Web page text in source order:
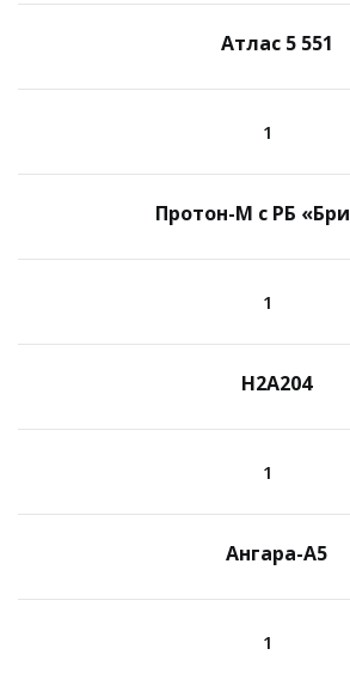
Атлас 5 551
1
Протон-М с РБ
1
H2A204
1
Ангара-А5
1